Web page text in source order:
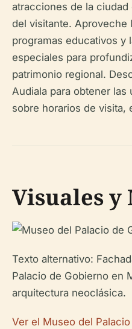
atracciones de la
del visitante. Aproveche
programas educativos y
especiales para
patrimonio regional.
Audiala para obtener las
sobre horarios de visita,
Visuales y
Texto alternativo:
Palacio de Gobierno en
arquitectura neoclásica.
Ver el Museo del